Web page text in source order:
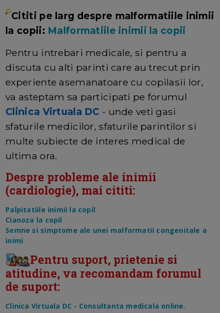
Cititi pe larg despre malformatiile inimii
la copii: Malformatiile inimii la copii
Pentru intrebari medicale, si pentru a
discuta cu alti parinti care au trecut prin
experiente asemanatoare cu copilasii lor,
va asteptam sa participati pe forumul
Clinica Virtuala DC - unde veti gasi
sfaturile medicilor, sfaturile parintilor si
multe subiecte de interes medical de
ultima ora.
Despre probleme ale inimii
(cardiologie), mai cititi:
Palpitatiile inimii la copil
Cianoza la copil
Semne si simptome ale unei malformatii congenitale a
inimi
Pentru suport, prietenie si
atitudine, va recomandam forumul
de suport:
Clinica Virtuala DC - Consultanta medicala online.